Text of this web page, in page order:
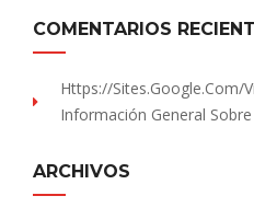
COMENTARIOS
Https://sites.Google.com/
Información General
ARCHIVOS